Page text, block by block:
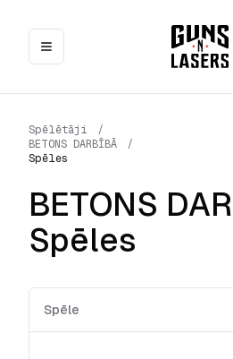
Spēlētāji
/
BETONS DARBĪBĀ
/
Spēles
BETONS
Spēles
Spēle